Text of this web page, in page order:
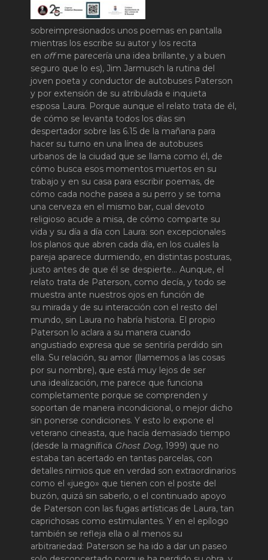
sobreimpresionados unos poemas en pantalla
mientras los escribe su autor y los recita
en offme parecería una idea brillante, y a buen
seguro que lo es), Jim Jarmusch la rutina del
joven poeta y conductor de autobuses Paterson
y por extensión de su atribulada e inquieta
esposa Laura. Porque aunque el relato trata de él,
de cómo se levanta todos los días sin
despertador sobre las 6.15 de la mañana para
hacer su turno en una línea de autobuses
urbanos de la ciudad que se llama como él, de
cómo busca esos momentos muertos en su
trabajo y en su casa para escribir poemas, de
cómo cada noche pasea a su perro y se toma
una cerveza en el mismo bar, cual devoto
religioso acude a misa, de cómo comparte su
vida y su día a día con Laura: son excepcionales
los planos que abren cada día, en los cuales la
pareja aparece durmiendo, en distintas posturas,
justo antes de que él se despierte… Aunque, el
relato trata de Paterson, como decía, y todo se
muestra ante nuestros ojos en función de
su mirada y de su interacción con el resto del
mundo, sin Laura no habría historia. El propio
Paterson lo aclara a su manera cuando
angustiado expresa que se sentiría perdido sin
ella. Su relación, su amor (llamemos a las cosas
por su nombre), que está muy lejos de ser
una idealización, me parece que funciona
completamente porque se comprenden y
soportan de manera incondicional, o mejor dicho
sin ponerse condiciones. Y esto lo expone el
veterano cineasta, que hacía demasiado tiempo
(desde la magnífica Ghost Dog, 1999) que no
estaba tan acertado en tantas parcelas, con
detalles nimios que en verdad son extraordinarios
como el «juego» que tienen con el poste del
buzón, quizá sin saberlo, o el continuado apoyo
de Paterson con las fugas artísticas de Laura, tan
caprichosas como estimulantes. Y en el epílogo
también se refleja ella o al menos su
arbitrariedad: Paterson se ha ido a dar un paseo